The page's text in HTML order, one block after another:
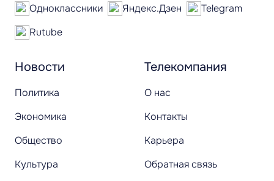
Новости
Политика
Экономика
Общество
Культура
Телекомпания
О нас
Контакты
Карьера
Обратная связь
Одноклассники
Яндекс.Дзен
Telegram
Rutube